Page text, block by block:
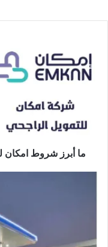
ما أبرز شروط امكان